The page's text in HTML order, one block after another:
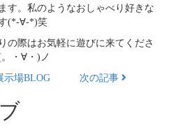
す。私のようなおしゃべり好きな
(*-∀-*)笑
の際はお気軽に遊びに来てくださ
・∀・)ノ
示場BLOG 次の記事